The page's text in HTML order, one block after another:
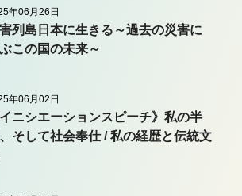
年06月26日
列島日本に生きる～過去の災害に
この国の未来～
年06月02日
イニシエーションスピーチ》私の半
そして社会奉仕 / 私の経歴と伝統文